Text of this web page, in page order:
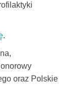
.
oraz Polskie